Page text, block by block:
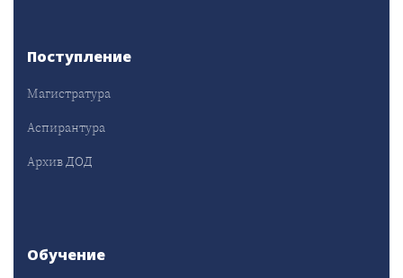
Поступление
Магистратура
Аспирантура
Архив ДОД
Обучение